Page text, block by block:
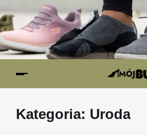
Kategoria: Uroda